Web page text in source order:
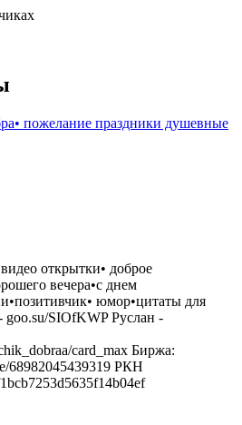
пожелание праздники душевные
открытки• доброе
вечера•с днем
юмор•цитаты для
SIOfKWP Руслан -
card_max Биржа:
68982045439319 РКН